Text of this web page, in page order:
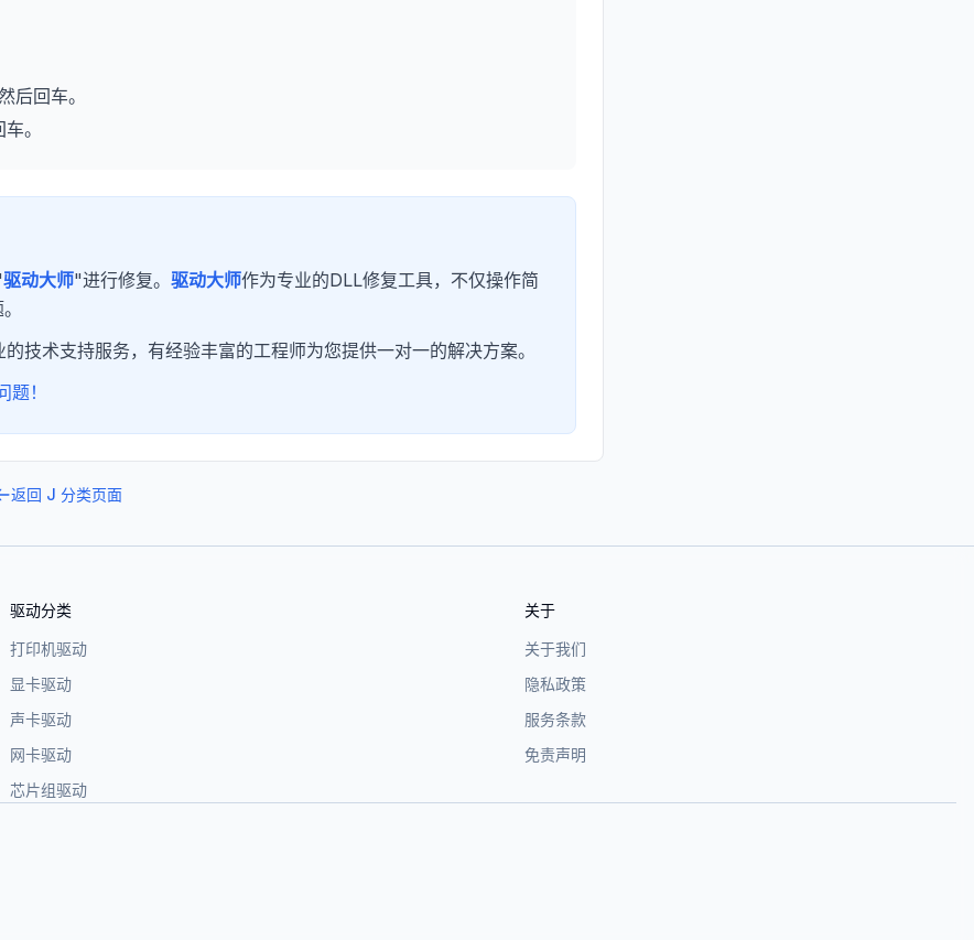
后回车。
。
驱动大师"进行修复。 驱动大师作为专业的DLL修复工具，不仅操作简
技术支持服务，有经验丰富的工程师为您提供一对一的解决方案。
题！
返回 J 分类页面
驱动分类
打印机驱动
显卡驱动
声卡驱动
网卡驱动
芯片组驱动
关于
关于我们
隐私政策
服务条款
免责声明